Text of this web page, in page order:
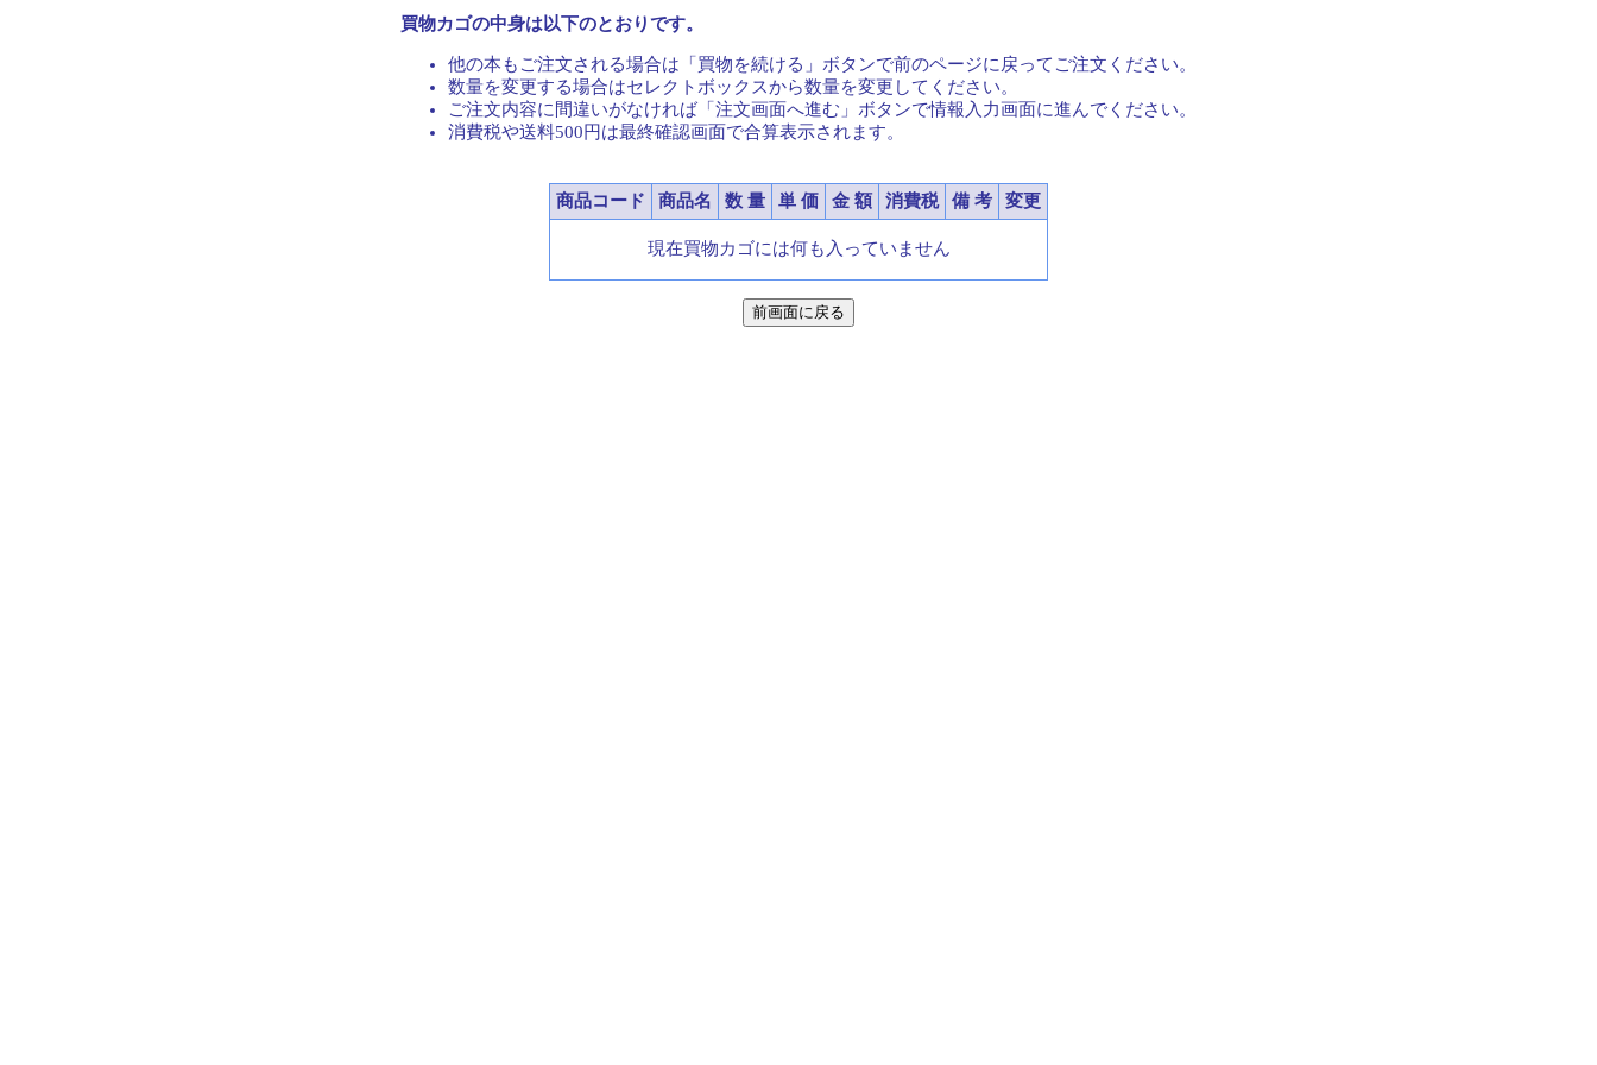
買物カゴの中身は以下のとおりです。
他の本もご注文される場合は「買物を続ける」ボタンで前のページに戻ってご注文ください。
数量を変更する場合はセレクトボックスから数量を変更してください。
ご注文内容に間違いがなければ「注文画面へ進む」ボタンで情報入力画面に進んでください。
消費税や送料500円は最終確認画面で合算表示されます。
商品コード 商品名 数 量 単 価 金 額 消費税 備 考 変更
現在買物カゴには何も入っていません